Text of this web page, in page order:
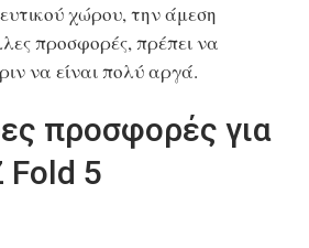
χώρου, την άμεση
προσφορές, πρέπει να
να είναι πολύ αργά.
προσφορές για
Fold 5